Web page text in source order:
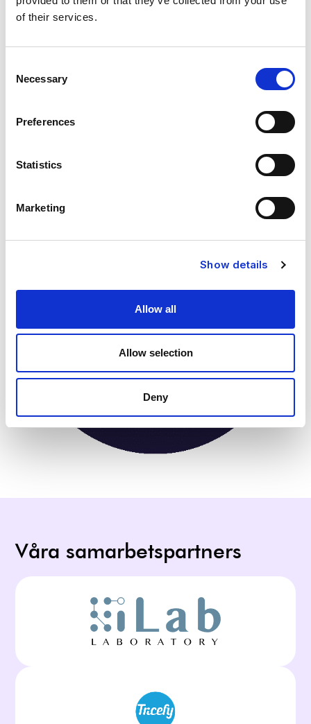
of their services.
Selection
Necessary
Preferences
Statistics
Marketing
Show details
Allow all
Allow selection
Deny
Skicka kontaktformulär
Våra samarbetspartners